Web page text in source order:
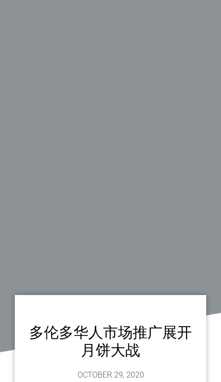
多伦多华人市场推广展开
月饼大战
OCTOBER 29, 2020